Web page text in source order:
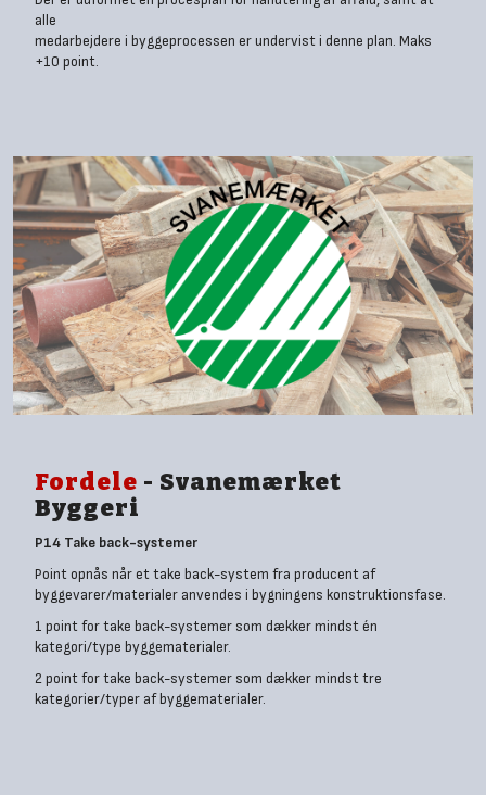
alle
medarbejdere i byggeprocessen er undervist i denne plan. Maks
+10 point.
Fordele - Svanemærket
Byggeri
P14 Take back-systemer
Point opnås når et take back-system fra producent af
byggevarer/materialer anvendes i bygningens konstruktionsfase.
1 point for take back-systemer som dækker mindst én
kategori/type byggematerialer.
2 point for take back-systemer som dækker mindst tre
kategorier/typer af byggematerialer.